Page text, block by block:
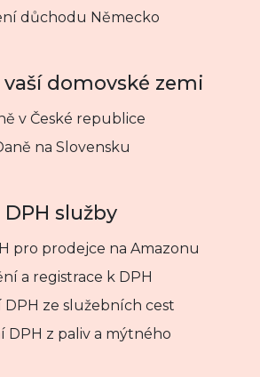
důchodu Německo
vaší domovské zemi
v České republice
na Slovensku
DPH služby
pro prodejce na Amazonu
a registrace k DPH
DPH ze služebních cest
DPH z paliv a mýtného